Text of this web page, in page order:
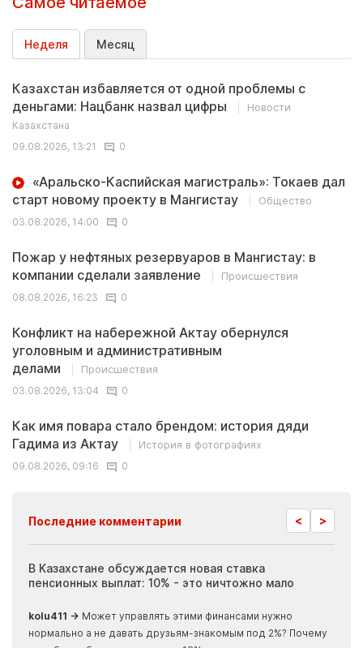
Неделя Месяц
Казахстан избавляется от одной проблемы с
деньгами: Нацбанк назвал цифры
Новости
Казахстана
09.08.2026, 13:21
0
«Аральско-Каспийская магистраль»: Токаев дал
старт новому проекту в Мангистау
Общество
03.08.2026, 14:00
0
Пожар у нефтяных резервуаров в Мангистау: в
компании сделали заявление
Происшествия
08.08.2026, 16:23
0
Конфликт на набережной Актау обернулся
уголовным и административным
делами
Происшествия
03.08.2026, 13:04
0
Как имя повара стало брендом: история дяди
Гадима из Актау
История в фотографиях
09.08.2026, 09:16
0
Последние комментарии < >
В Казахстане обсуждается новая ставка
пенсионных выплат: 10% - это ничтожно мало
kolu411 → Может управлять этими финансами нужно
нормально а не давать друзьям-знакомым под 2%? Почему